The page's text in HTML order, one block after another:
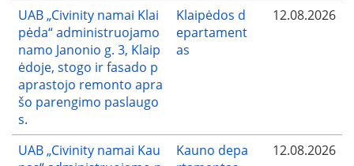
UAB „Civinity namai Klai
pėda“ administruojamo
namo Janonio g. 3, Klaip
ėdoje, stogo ir fasado p
aprastojo remonto apra
šo parengimo paslaugo
s.
Klaipėdos d
epartament
as
12.08.2026
UAB „Civinity namai Kau
Kauno depa
12.08.2026